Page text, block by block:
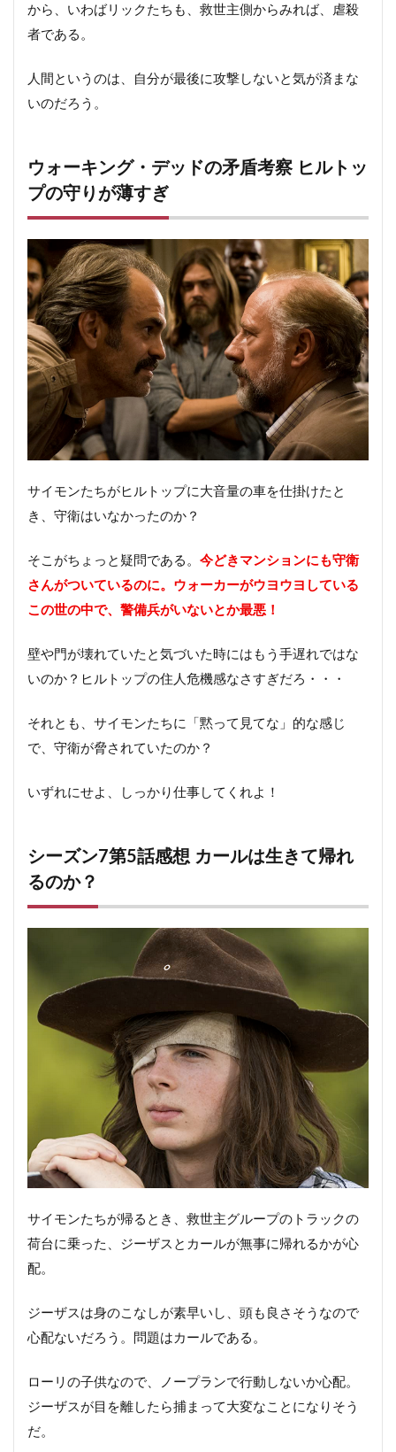
から、いわばリックたちも、救世主側からみれば、虐殺
者である。
人間というのは、自分が最後に攻撃しないと気が済まな
いのだろう。
ウォーキング・デッドの矛盾考察 ヒルトッ
プの守りが薄すぎ
サイモンたちがヒルトップに大音量の車を仕掛けたと
き、守衛はいなかったのか？
そこがちょっと疑問である。 今どきマンションにも守衛
さんがついているのに。ウォーカーがウヨウヨしている
この世の中で、警備兵がいないとか最悪！
壁や門が壊れていたと気づいた時にはもう手遅れではな
いのか？ヒルトップの住人危機感なさすぎだろ・・・
それとも、サイモンたちに「黙って見てな」的な感じ
で、守衛が脅されていたのか？
いずれにせよ、しっかり仕事してくれよ！
シーズン7第5話感想 カールは生きて帰れ
るのか？
サイモンたちが帰るとき、救世主グループのトラックの
荷台に乗った、ジーザスとカールが無事に帰れるかが心
配。
ジーザスは身のこなしが素早いし、頭も良さそうなので
心配ないだろう。問題はカールである。
ローリの子供なので、ノープランで行動しないか心配。
ジーザスが目を離したら捕まって大変なことになりそう
だ。